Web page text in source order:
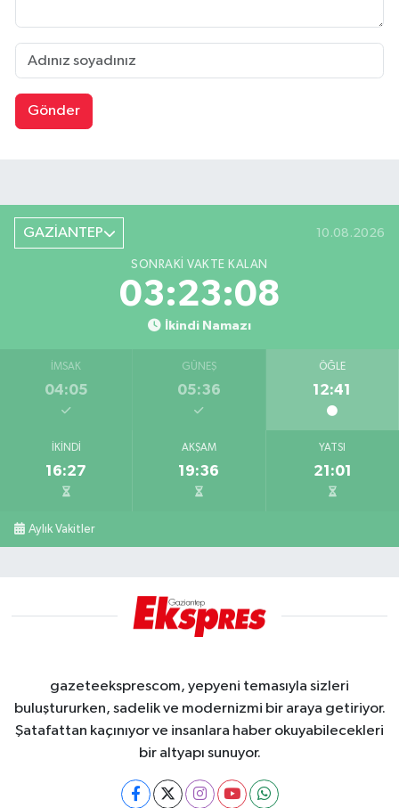
Gönder
GAZİANTEP 10.08.2026
SONRAKI VAKTE KALAN
03:23:08
İkindi Namazı
İMSAK
04:05
GÜNEŞ
05:36
ÖĞLE
12:41
İKINDI
16:27
AKŞAM
19:36
YATSI
21:01
Aylık Vakitler
gazeteeksprescom, yepyeni temasıyla sizleri
buluştururken, sadelik ve modernizmi bir araya getiriyor.
Şatafattan kaçınıyor ve insanlara haber okuyabilecekleri
bir altyapı sunuyor.